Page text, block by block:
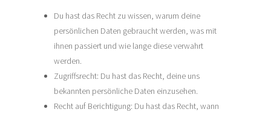
Du hast das Recht zu wissen, warum deine
persönlichen Daten gebraucht werden, was mit
ihnen passiert und wie lange diese verwahrt
werden.
Zugriffsrecht: Du hast das Recht, deine uns
bekannten persönliche Daten einzusehen.
Recht auf Berichtigung: Du hast das Recht, wann